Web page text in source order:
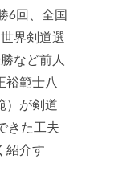
6回、全国
界剣道選
など前人
裕範士八
）が剣道
きた工夫
紹介す